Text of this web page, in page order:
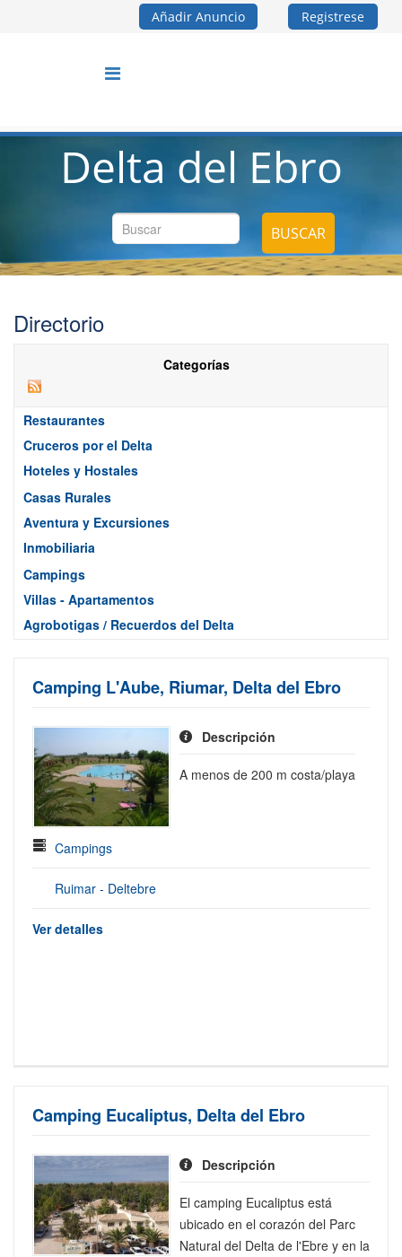
Añadir Anuncio Registrese
Delta del Ebro
BUSCAR
Directorio
Categorías
Restaurantes
Cruceros por el Delta
Hoteles y Hostales
Casas Rurales
Aventura y Excursiones
Inmobiliaria
Campings
Villas - Apartamentos
Agrobotigas / Recuerdos del Delta
Camping L'Aube, Riumar, Delta del Ebro
Descripción
A menos de 200 m costa/playa
Campings
Ruimar - Deltebre
Ver detalles
Camping Eucaliptus, Delta del Ebro
Descripción
El camping Eucaliptus está
ubicado en el corazón del Parc
Natural del Delta de l'Ebre y en la